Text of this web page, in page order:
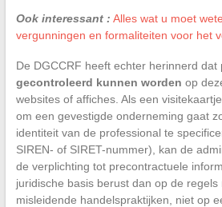
Ook interessant : Alles wat u moet
vergunningen en formaliteiten voor het
De DGCCRF heeft echter herinnerd dat
gecontroleerd kunnen worden op
websites of affiches. Als een
om een gevestigde onderneming gaat
identiteit van de professional te
SIREN- of SIRET-nummer), kan de
de verplichting tot precontractuele
juridische basis berust dan op de
misleidende handelspraktijken, niet op